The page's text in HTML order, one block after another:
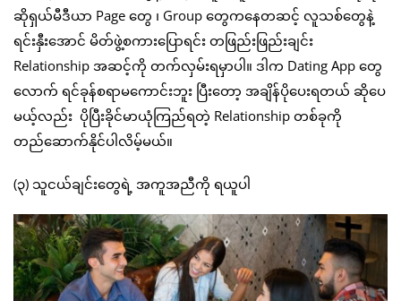
ဆိုရှယ်မီဒီယာ Page တွေ ၊ Group တွေကနေတဆင့် လူသစ်တွေနဲ့
ရင်းနှီးအောင် မိတ်ဖွဲ့စကားပြောရင်း တဖြည်းဖြည်းချင်း
Relationship အဆင့်ကို တက်လှမ်းရမှာပါ။ ဒါက Dating App တွေ
လောက် ရင်ခုန်စရာမကောင်းဘူး ပြီးတော့ အချိန်ပိုပေးရတယ် ဆိုပေ
မယ့်လည်း ပိုပြီးခိုင်မာယုံကြည်ရတဲ့ Relationship တစ်ခုကို
တည်ဆောက်နိုင်ပါလိမ့်မယ်။
(၃) သူငယ်ချင်းတွေရဲ့ အကူအညီကို ရယူပါ